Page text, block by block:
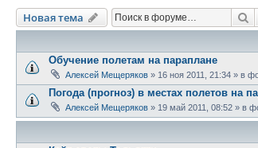
Новая тема
Новаятема
Обучение полетам на параплане
Алексей Мещеряков » 16 ноя 2011, 21:34 » в
Погода (прогноз) в местах полетов на
Алексей Мещеряков » 19 май 2011, 08:52 » в